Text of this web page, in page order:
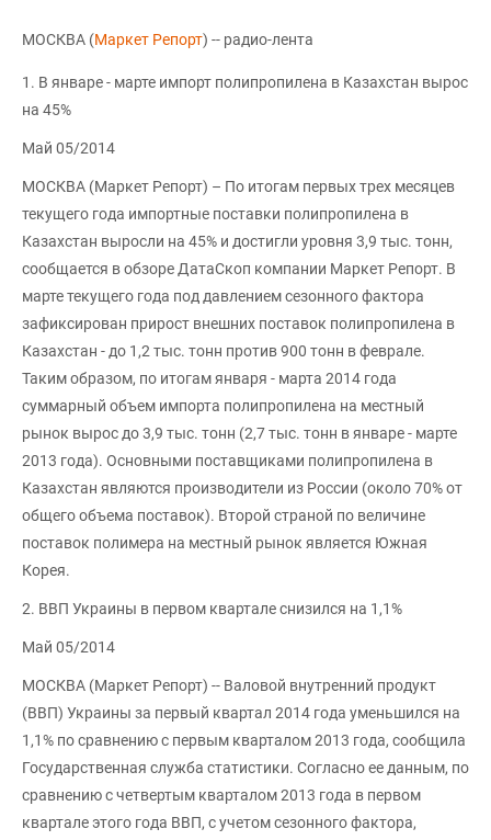
МОСКВА (Маркет Репорт) -- радио-лента
1. В январе - марте импорт полипропилена в Казахстан вырос
на 45%
Май 05/2014
МОСКВА (Маркет Репорт) – По итогам первых трех месяцев
текущего года импортные поставки полипропилена в
Казахстан выросли на 45% и достигли уровня 3,9 тыс. тонн,
сообщается в обзоре ДатаСкоп компании Маркет Репорт. В
марте текущего года под давлением сезонного фактора
зафиксирован прирост внешних поставок полипропилена в
Казахстан - до 1,2 тыс. тонн против 900 тонн в феврале.
Таким образом, по итогам января - марта 2014 года
суммарный объем импорта полипропилена на местный
рынок вырос до 3,9 тыс. тонн (2,7 тыс. тонн в январе - марте
2013 года). Основными поставщиками полипропилена в
Казахстан являются производители из России (около 70% от
общего объема поставок). Второй страной по величине
поставок полимера на местный рынок является Южная
Корея.
2. ВВП Украины в первом квартале снизился на 1,1%
Май 05/2014
МОСКВА (Маркет Репорт) -- Валовой внутренний продукт
(ВВП) Украины за первый квартал 2014 года уменьшился на
1,1% по сравнению с первым кварталом 2013 года, сообщила
Государственная служба статистики. Согласно ее данным, по
сравнению с четвертым кварталом 2013 года в первом
квартале этого года ВВП, с учетом сезонного фактора,